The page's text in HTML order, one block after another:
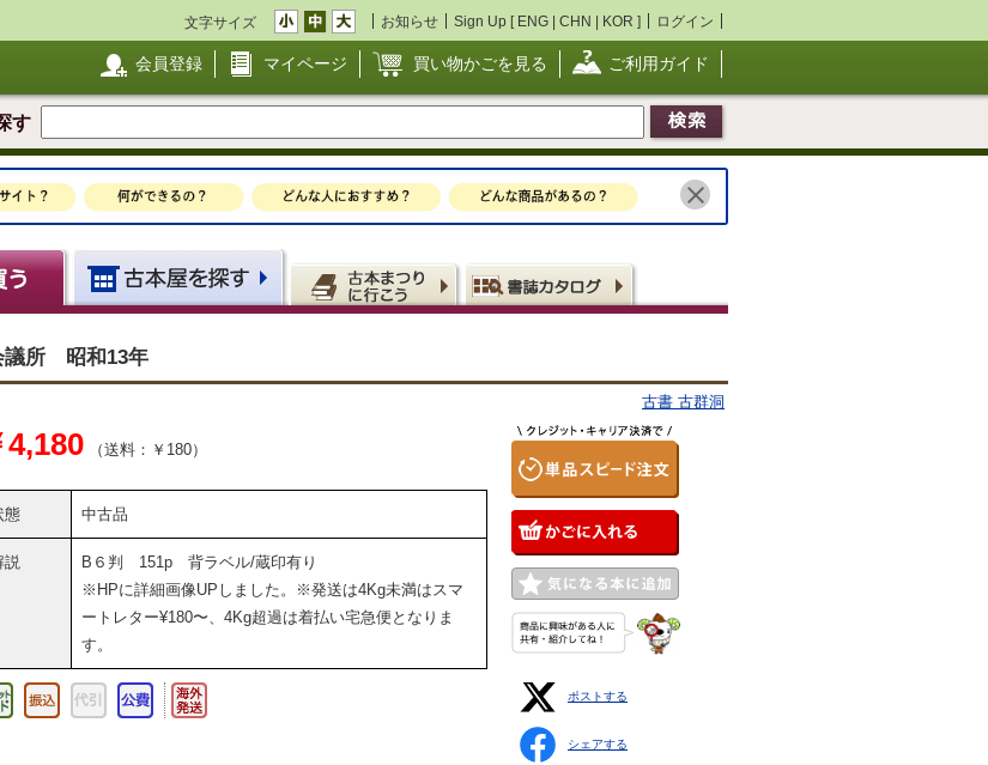
文字サイズ お知らせ Sign Up [ ENG | CHN | KOR ] ログイン
会員登録 マイページ 買い物かごを見る ご利用ガイド
す
議所 昭和13年
古書 古群洞
4,180 （送料：￥180）
態 中古品
説
B６判 151p 背ラベル/蔵印有り
※HPに詳細画像UPしました。※発送は4Kg未満はスマ
ートレター¥180〜、4Kg超過は着払い宅急便となりま
す。
ポストする
シェアする